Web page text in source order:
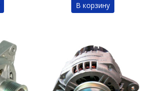
В корзину